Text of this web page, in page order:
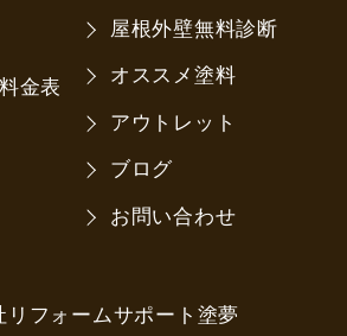
金表
屋根外壁無料診断
オススメ塗料
アウトレット
ブログ
お問い合わせ
リフォームサポート塗夢